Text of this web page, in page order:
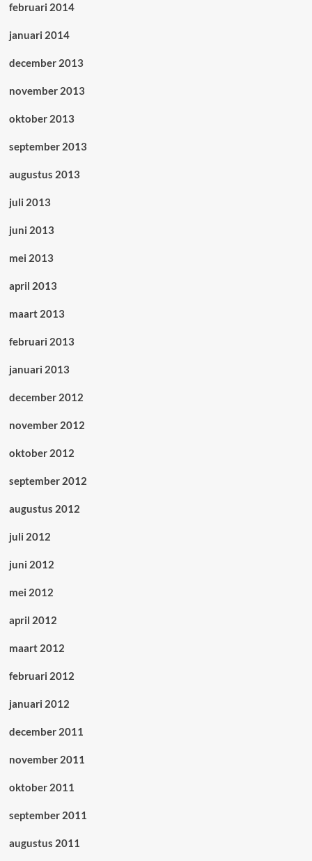
februari 2014
januari 2014
december 2013
november 2013
oktober 2013
september 2013
augustus 2013
juli 2013
juni 2013
mei 2013
april 2013
maart 2013
februari 2013
januari 2013
december 2012
november 2012
oktober 2012
september 2012
augustus 2012
juli 2012
juni 2012
mei 2012
april 2012
maart 2012
februari 2012
januari 2012
december 2011
november 2011
oktober 2011
september 2011
augustus 2011